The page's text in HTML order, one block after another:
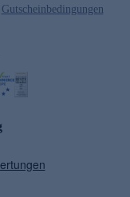
Gutscheinbedingungen